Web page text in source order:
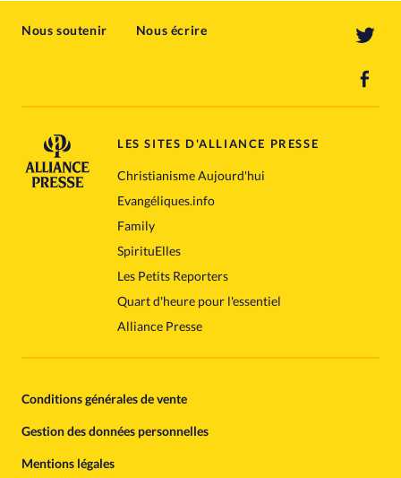
Nous soutenir Nous écrire
LES SITES D'ALLIANCE PRESSE
Christianisme Aujourd'hui
Evangéliques.info
Family
SpirituElles
Les Petits Reporters
Quart d'heure pour l'essentiel
Alliance Presse
Conditions générales de vente
Gestion des données personnelles
Mentions légales